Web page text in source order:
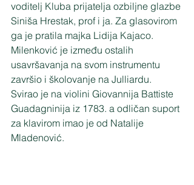
voditelj Kluba prijatelja ozbiljne glazbe
Siniša Hrestak, prof i ja. Za glasovirom
ga je pratila majka Lidija Kajaco.
Milenković je između ostalih
usavršavanja na svom instrumentu
završio i školovanje na Julliardu.
Svirao je na violini Giovannija Battiste
Guadagninija iz 1783. a odličan suport
za klavirom imao je od Natalije
Mladenović.